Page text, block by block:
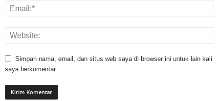
Simpan nama, email, dan situs web saya di browser ini untuk lain kali
saya berkomentar.